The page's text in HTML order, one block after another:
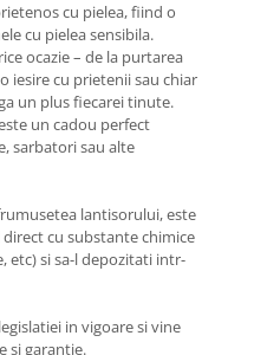
cu pielea, fiind o
cu pielea sensibila.
ocazie – de la purtarea
iesire cu prietenii sau chiar
un plus fiecarei tinute.
un cadou perfect
sarbatori sau alte
lantisorului, este
cu substante chimice
etc) si sa-l depozitati intr-
in vigoare si vine
si garantie.